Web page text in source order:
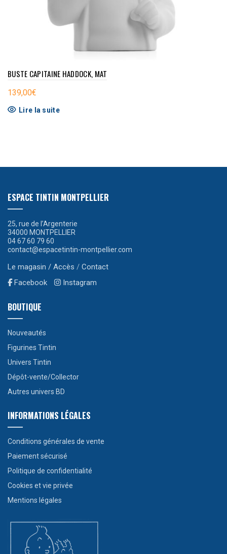
BUSTE CAPITAINE HADDOCK, MAT
139,00€
Lire la suite
ESPACE TINTIN MONTPELLIER
25, rue de l’Argenterie
34000 MONTPELLIER
04 67 60 79 60
contact@espacetintin-montpellier.com
Le magasin / Accès / Contact
Facebook
Instagram
BOUTIQUE
Nouveautés
Figurines Tintin
Univers Tintin
Dépôt-vente/Collector
Autres univers BD
INFORMATIONS LÉGALES
Conditions générales de vente
Paiement sécurisé
Politique de confidentialité
Cookies et vie privée
Mentions légales